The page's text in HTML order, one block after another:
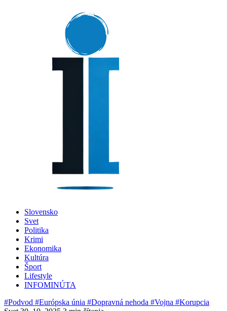
Slovensko
Svet
Politika
Krimi
Ekonomika
Kultúra
Šport
Lifestyle
INFOMINÚTA
#Podvod #Európska únia #Dopravná nehoda #Vojna #Korupcia